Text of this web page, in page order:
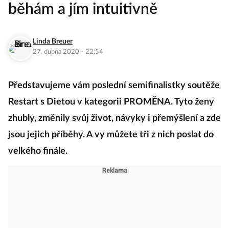
běhám a jím intuitivně
Linda Breuer
27. dubna 2020 · 22:54
Představujeme vám poslední semifinalistky soutěže
Restart s Dietou v kategorii PROMĚNA. Tyto ženy
zhubly, změnily svůj život, návyky i přemýšlení a zde
jsou jejich příběhy. A vy můžete tři z nich poslat do
velkého finále.